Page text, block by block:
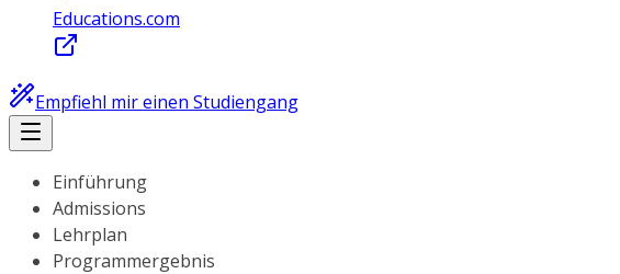
Educations.com
Empfiehl mir einen Studiengang
Einführung
Admissions
Lehrplan
Programmergebnis